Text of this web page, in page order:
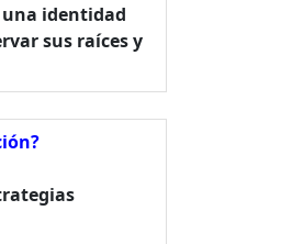
identidad
sus raíces y